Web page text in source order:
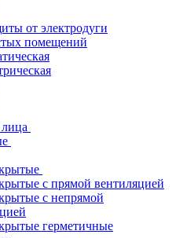
от электродуги
помещений
с прямой вентиляцией
с непрямой
герметичные